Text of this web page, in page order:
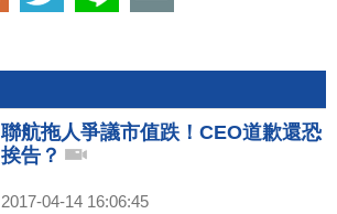
聯航拖人爭議市值跌！CEO道歉還恐
挨告？
2017-04-14 16:06:45